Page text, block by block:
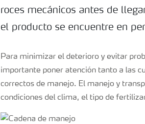
roces mecánicos antes de
el producto se encuentre en
Para minimizar el deterioro y evitar
importante poner atención tanto a las
correctos de manejo. El manejo y
condiciones del clima, el tipo de